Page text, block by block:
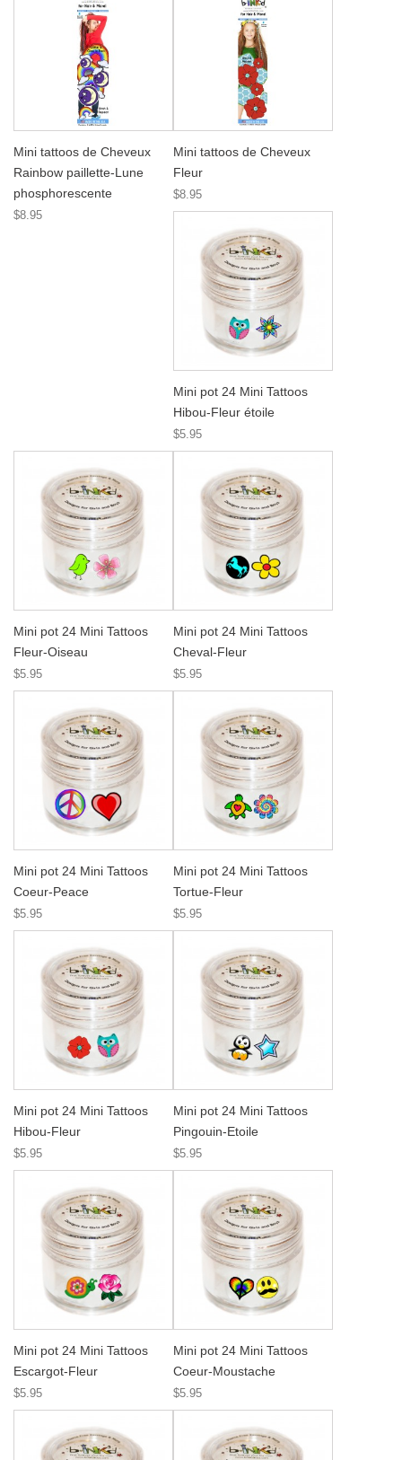
Mini tattoos de Cheveux
Rainbow paillette-Lune
phosphorescente
$8.95
Mini tattoos de Cheveux
Fleur
$8.95
Mini pot 24 Mini Tattoos
Hibou-Fleur étoile
$5.95
Mini pot 24 Mini Tattoos
Fleur-Oiseau
$5.95
Mini pot 24 Mini Tattoos
Cheval-Fleur
$5.95
Mini pot 24 Mini Tattoos
Coeur-Peace
$5.95
Mini pot 24 Mini Tattoos
Tortue-Fleur
$5.95
Mini pot 24 Mini Tattoos
Hibou-Fleur
$5.95
Mini pot 24 Mini Tattoos
Pingouin-Etoile
$5.95
Mini pot 24 Mini Tattoos
Escargot-Fleur
$5.95
Mini pot 24 Mini Tattoos
Coeur-Moustache
$5.95